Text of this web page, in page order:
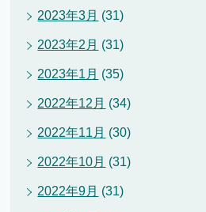
2023年3月 (31)
2023年2月 (31)
2023年1月 (35)
2022年12月 (34)
2022年11月 (30)
2022年10月 (31)
2022年9月 (31)